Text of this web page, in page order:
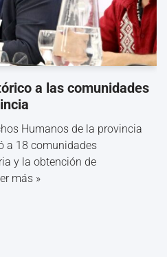
a las comunidades
Humanos de la provincia
a 18 comunidades
y la obtención de
más »